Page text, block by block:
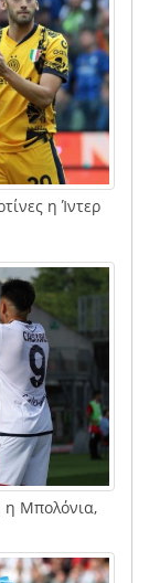
η Ίντερ
η Μπολόνια,